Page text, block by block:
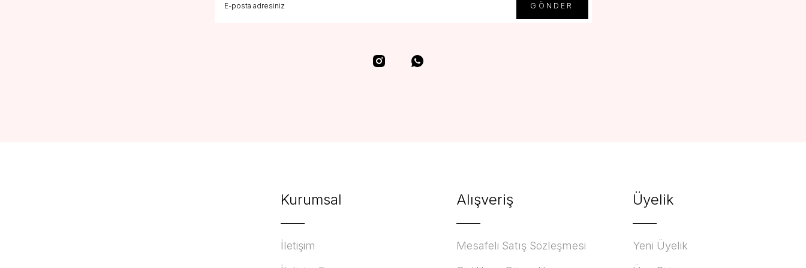
GÖNDER
Kurumsal
İletişim
Alışveriş
Mesafeli Satış Sözleşmesi
Üyelik
Yeni Üyelik